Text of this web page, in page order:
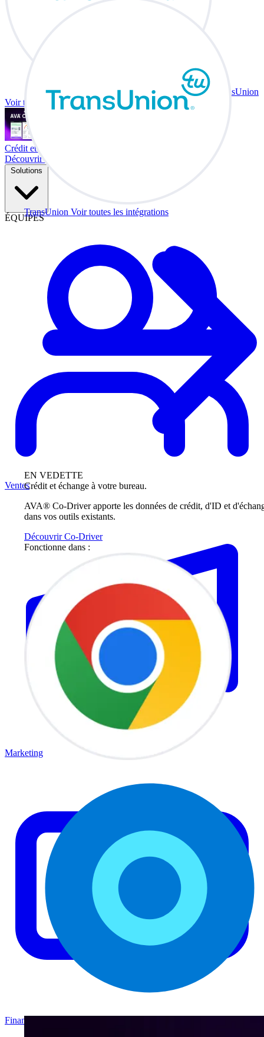
TransUnion Voir toutes les intégrations
EN VEDETTE
Crédit et échange à votre bureau.
AVA® Co-Driver apporte les données de crédit, d'ID et
dans vos outils existants.
Découvrir Co-Driver
Fonctionne dans :
TransUnion
Voir toutes les intégrations
Crédit et échange à votre bureau.
Découvrir Co-Driver
Solutions
ÉQUIPES
Ventes
Marketing
Finance